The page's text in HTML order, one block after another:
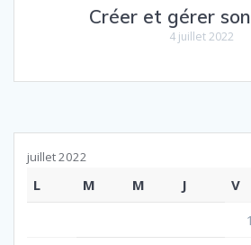
Créer et gérer
4 juillet 2022
juillet 2022
L M M J V
1